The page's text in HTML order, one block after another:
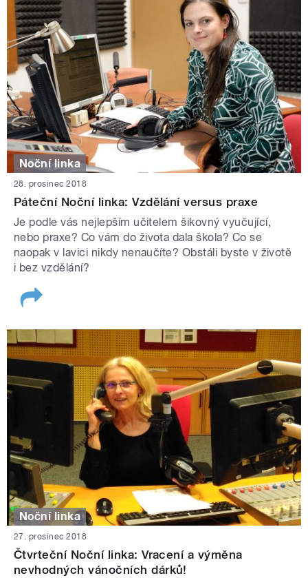
Noční linka
28. prosinec 2018
Páteční Noční linka: Vzdělání versus praxe
Je podle vás nejlepším učitelem šikovný vyučující,
nebo praxe? Co vám do života dala škola? Co se
naopak v lavici nikdy nenaučíte? Obstáli byste v životě
i bez vzdělání?
Noční linka
27. prosinec 2018
Čtvrteční Noční linka: Vracení a výměna
nevhodných vánočních dárků!